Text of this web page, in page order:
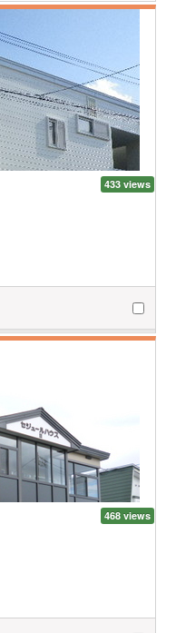
433 views
468 views